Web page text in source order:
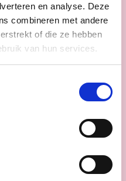
en analyse. Deze
combineren met andere
of die ze hebben
van hun services.